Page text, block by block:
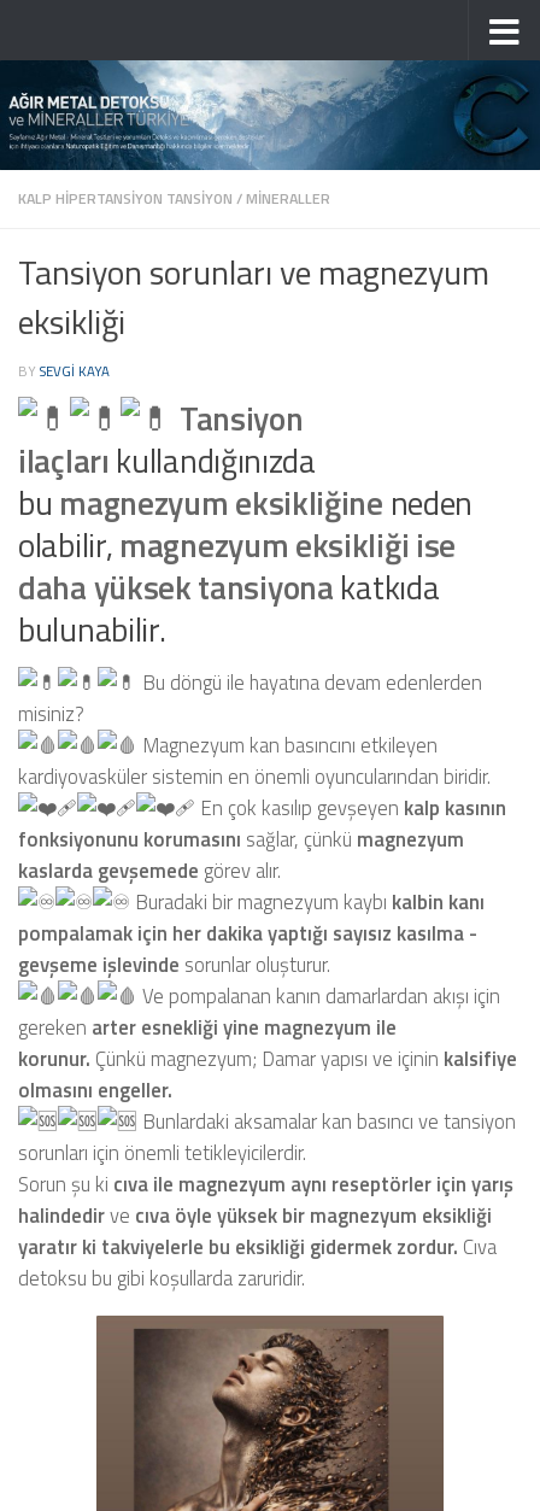
KALP HIPERTANSIYON TANSIYON / MINERALLER
Tansiyon sorunları ve magnezyum
eksikliği
BY SEVGI KAYA
Tansiyon
ilaçları kullandığınızda
bu magnezyum eksikliğine neden
olabilir,magnezyum eksikliği ise
daha yüksek tansiyonakatkıda
bulunabilir.
Bu döngü ile hayatına devam edenlerden
misiniz?
Magnezyum kan basıncını etkileyen
kardiyovasküler sistemin en önemli oyuncularından biridir.
En çok kasılıp gevşeyen kalp kasının
fonksiyonunu korumasını sağlar, çünkü magnezyum
kaslarda gevşemede görev alır.
Buradaki bir magnezyum kaybı kalbin kanı
pompalamak için her dakika yaptığı sayısız kasılma -
gevşeme işlevinde sorunlar oluşturur.
Ve pompalanan kanın damarlardan akışı için
gereken arter esnekliği yine magnezyum ile
korunur. Çünkü magnezyum; Damar yapısı ve içinin kalsifiye
olmasını engeller.
Bunlardaki aksamalar kan basıncı ve tansiyon
sorunları için önemli tetikleyicilerdir.
Sorun şu ki cıva ile magnezyum aynı reseptörler için yarış
halindedirve cıva öyle yüksek bir magnezyum eksikliği
yaratır ki takviyelerle bu eksikliği gidermek zordur. Cıva
detoksu bu gibi koşullarda zaruridir.